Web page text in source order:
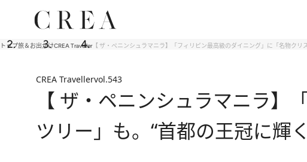
トップ旅＆お出かけCREA Traveller【 ザ・ペニンシュラマニラ】「フィリピン最高級のダイニング」に「名物ク
CREA Travellervol.543
【 ザ・ペニンシュラマニラ
ツリー」も。“首都の王冠に輝